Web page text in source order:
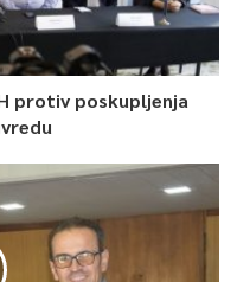
protiv poskupljenja